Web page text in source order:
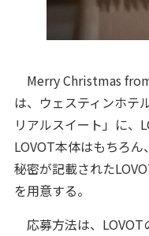
Merry Christmas
は、ウェスティンホテ
リアルスイート」に、
LOVOT本体はもちろ
秘密が記載された
を用意する。
応募方法は、